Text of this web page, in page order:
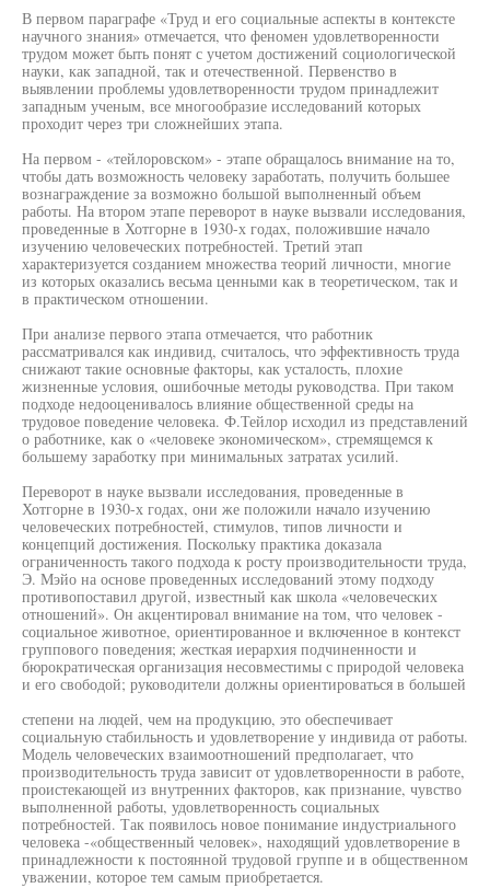
В первом параграфе «Труд и его социальные аспекты в контексте
научного знания» отмечается, что феномен удовлетворенности
трудом может быть понят с учетом достижений социологической
науки, как западной, так и отечественной. Первенство в
выявлении проблемы удовлетворенности трудом принадлежит
западным ученым, все многообразие исследований которых
проходит через три сложнейших этапа.
На первом - «тейлоровском» - этапе обращалось внимание на то,
чтобы дать возможность человеку заработать, получить большее
вознаграждение за возможно большой выполненный объем
работы. На втором этапе переворот в науке вызвали исследования,
проведенные в Хотгорне в 1930-х годах, положившие начало
изучению человеческих потребностей. Третий этап
характеризуется созданием множества теорий личности, многие
из которых оказались весьма ценными как в теоретическом, так и
в практическом отношении.
При анализе первого этапа отмечается, что работник
рассматривался как индивид, считалось, что эффективность труда
снижают такие основные факторы, как усталость, плохие
жизненные условия, ошибочные методы руководства. При таком
подходе недооценивалось влияние общественной среды на
трудовое поведение человека. Ф.Тейлор исходил из представлений
о работнике, как о «человеке экономическом», стремящемся к
большему заработку при минимальных затратах усилий.
Переворот в науке вызвали исследования, проведенные в
Хотгорне в 1930-х годах, они же положили начало изучению
человеческих потребностей, стимулов, типов личности и
концепций достижения. Поскольку практика доказала
ограниченность такого подхода к росту производительности труда,
Э. Мэйо на основе проведенных исследований этому подходу
противопоставил другой, известный как школа «человеческих
отношений». Он акцентировал внимание на том, что человек -
социальное животное, ориентированное и включенное в контекст
группового поведения; жесткая иерархия подчиненности и
бюрократическая организация несовместимы с природой человека
и его свободой; руководители должны ориентироваться в большей
степени на людей, чем на продукцию, это обеспечивает
социальную стабильность и удовлетворение у индивида от работы.
Модель человеческих взаимоотношений предполагает, что
производительность труда зависит от удовлетворенности в работе,
проистекающей из внутренних факторов, как признание, чувство
выполненной работы, удовлетворенность социальных
потребностей. Так появилось новое понимание индустриального
человека -«общественный человек», находящий удовлетворение в
принадлежности к постоянной трудовой группе и в общественном
уважении, которое тем самым приобретается.